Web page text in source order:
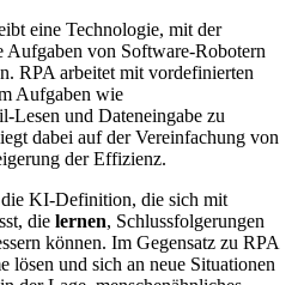
eine Technologie, mit der
Aufgaben von Software-Robotern
RPA arbeitet mit vordefinierten
Aufgaben wie
Lesen und Dateneingabe zu
dabei auf der Vereinfachung von
der Effizienz.
die KI-Definition, die sich mit
die lernen, Schlussfolgerungen
können. Im Gegensatz zu RPA
lösen und sich an neue Situationen